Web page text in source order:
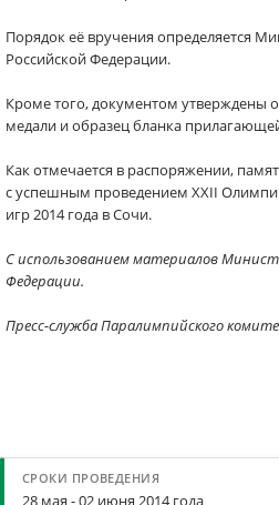
Порядок её вручения определяется
Российской Федерации.
Кроме того, документом утверждены
медали и образец бланка
Как отмечается в распоряжении,
с успешным проведением XXII
игр 2014 года в Сочи.
С использованием материалов
Федерации.
Пресс-служба Паралимпийского
28 мая - 02 июня 2014 года